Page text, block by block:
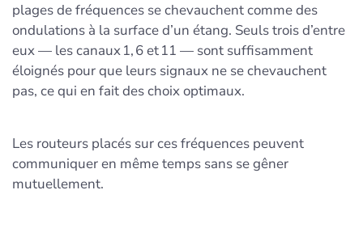
plages de fréquences se chevauchent comme des
ondulations à la surface d’un étang. Seuls trois d’entre
eux — les canaux 1, 6 et 11 — sont suffisamment
éloignés pour que leurs signaux ne se chevauchent
pas, ce qui en fait des choix optimaux.
Les routeurs placés sur ces fréquences peuvent
communiquer en même temps sans se gêner
mutuellement.